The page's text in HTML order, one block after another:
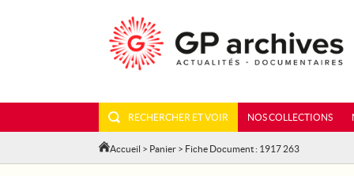
RECHERCHER ET VOIR NOS COLLECTIONS
Accueil > Panier > Fiche Document : 1917 263